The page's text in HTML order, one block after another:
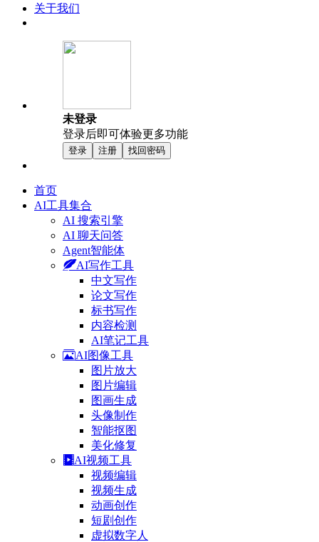
关于我们
未登录
登录后即可体验更多功能
登录 注册 找回密码
首页
AI工具集合
AI 搜索引擎
AI 聊天问答
Agent智能体
AI写作工具
中文写作
论文写作
标书写作
内容检测
AI笔记工具
AI图像工具
图片放大
图片编辑
图画生成
头像制作
智能抠图
美化修复
AI视频工具
视频编辑
视频生成
动画创作
短剧创作
虚拟数字人